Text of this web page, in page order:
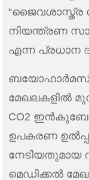
നിയന്ത്രണ
എന്ന പ്രധാന
മേഖലകളിൽ
CO2
ഉപകരണ
മെഡിക്കൽ